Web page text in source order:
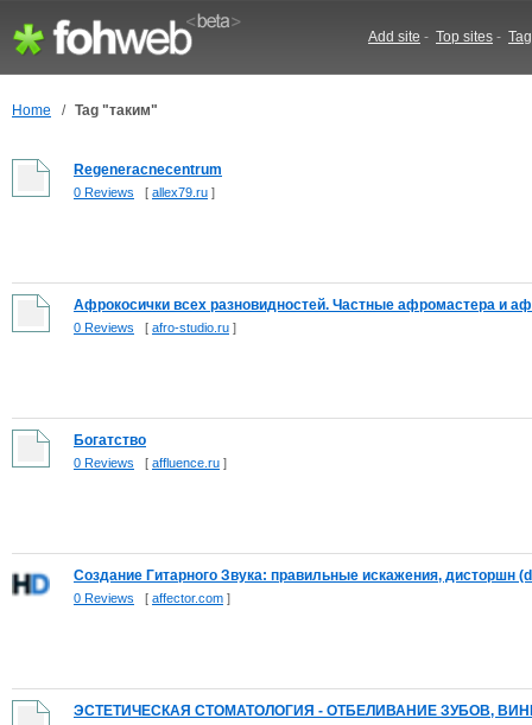
Add site - Top sites -
Home / Tag "таким"
Regeneracnecentrum
0 Reviews [ allex79.ru ]
Афрокосички всех разновидностей. Частные афромастера и
0 Reviews [ afro-studio.ru ]
Богатство
0 Reviews [ affluence.ru ]
Создание Гитарного Звука: правильные искажения, дисторшн
0 Reviews [ affector.com ]
ЭСТЕТИЧЕСКАЯ СТОМАТОЛОГИЯ - ОТБЕЛИВАНИЕ ЗУБОВ,